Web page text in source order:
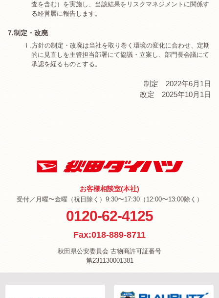
査を含む）を実施し、当該結果をリスクマネジメントに関係す
る経営層に報告します。
7.制定・改廃
ⅰ.方針の制定・改廃は当社を取り巻く環境の変化に合わせ、定期
的に見直しを主管担当部署にて協議・立案し、部門長会議にて
承認を経るものとする。
制定 2022年6月1日
改定 2025年10月1日
お客様相談室(本社)
受付／月曜〜金曜（祝日除く）9:30〜17:30（12:00〜13:00除く）
0120-62-4125
Fax:018-889-8711
秋田県公安委員会 古物商許可証番号
第231130001381